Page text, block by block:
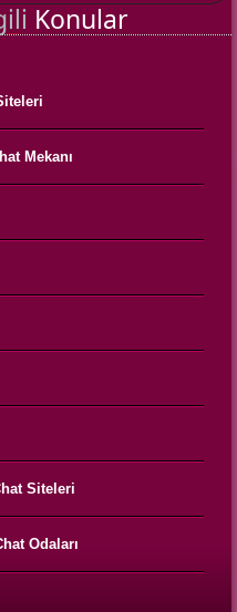
Konular
Mekanı
Siteleri
Odaları